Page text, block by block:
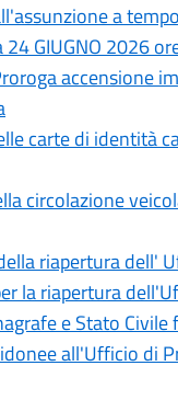
a
GIUGNO 2026
accensione
carte di identità
circolazione
riapertura dell'
la riapertura
e Stato
all'Ufficio di